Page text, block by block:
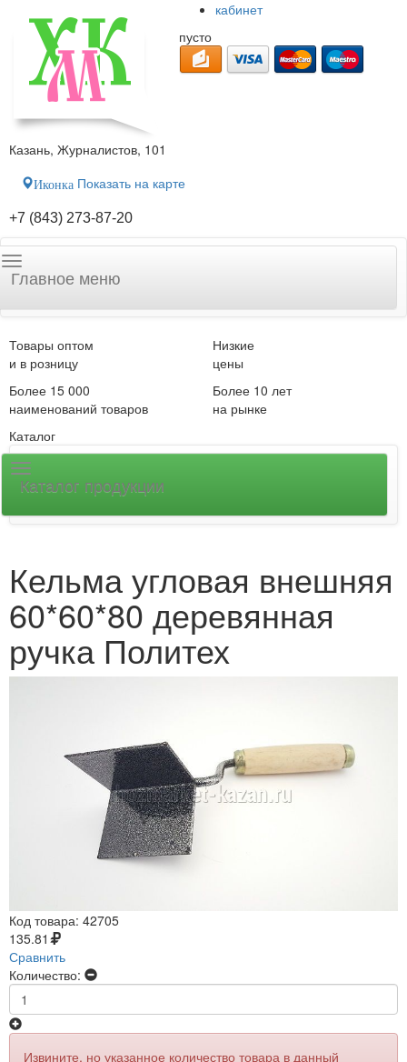
кабинет
пусто
Казань, Журналистов, 101
Иконка Показать на карте
+7 (843) 273-87-20
Главное меню
Товары оптом
и в розницу
Низкие
цены
Более 15 000
наименований товаров
Более 10 лет
на рынке
Каталог
Каталог продукции
Кельма угловая внешняя
60*60*80 деревянная
ручка Политех
Код товара: 42705
135.81
Сравнить
Количество:
Извините, но указанное количество товара в данный